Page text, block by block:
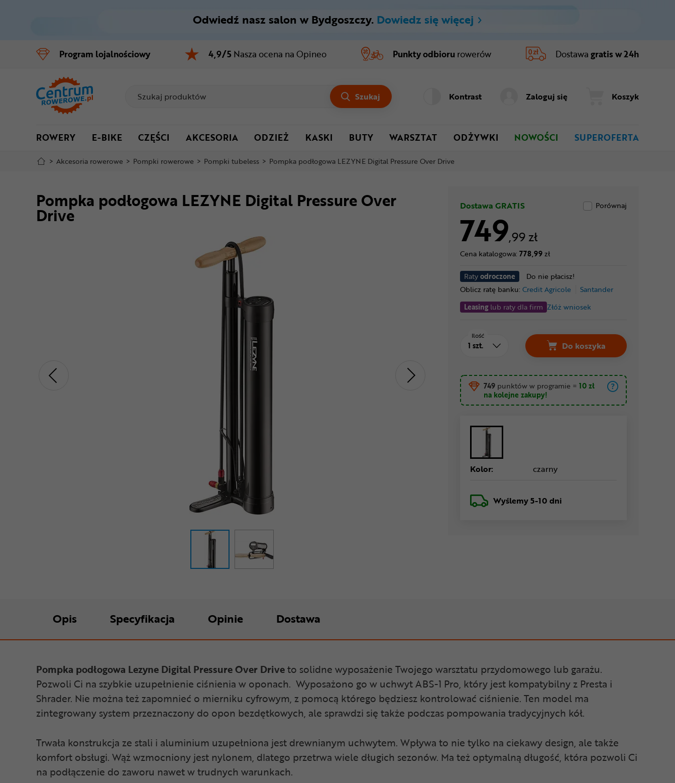
Menu główne
Informacje o produkcie
Do koszyka
Szczegółowe informacje
Mapa strony
Odwiedź nasz salon w Bydgoszczy. Dowiedz się więcej
Program lojalnościowy 4,9/5 Nasza ocena na Opineo Punkty odbioru rowerów Dostawa gratis w 24h
Szukaj Kontrast Zaloguj się Koszyk
ROWERY E-BIKE CZĘŚCI AKCESORIA ODZIEŻ KASKI BUTY WARSZTAT ODŻYWKI NOWOŚCI SUPEROFERTA
> Akcesoria rowerowe > Pompki rowerowe > Pompki tubeless > Pompka podłogowa LEZYNE Digital Pressure Over Drive
Pompka podłogowa LEZYNE Digital Pressure Over
Drive Dostawa GRATIS Porównaj
749,99 zł
Cena katalogowa: 778,99zł
Ratyodroczone
Do nie płacisz!
Oblicz ratę banku: Credit Agricole
Santander
Leasinglub raty dla firm Złóż wniosek
Ilość
Do koszyka
749 punktów w programie = 10 zł
na kolejne zakupy!
Kolor: czarny
Wyślemy5-10 dni
Opis Specyfikacja Opinie Dostawa
Pompka podłogowa Lezyne Digital Pressure Over Driveto solidne wyposażenie Twojego warsztatu przydomowego lub garażu.
Pozwoli Ci na szybkie uzupełnienie ciśnienia w oponach. Wyposażono go w uchwyt ABS-1 Pro, który jest kompatybilny z Presta i
Shrader. Nie można też zapomnieć o mierniku cyfrowym, z pomocą którego będziesz kontrolować ciśnienie. Ten model ma
zintegrowany system przeznaczony do opon bezdętkowych, ale sprawdzi się także podczas pompowania tradycyjnych kół.
Trwała konstrukcja ze stali i aluminium uzupełniona jest drewnianym uchwytem. Wpływa to nie tylko na ciekawy design, ale także
komfort obsługi. Wąż wzmocniony jest nylonem, dlatego przetrwa wiele długich sezonów. Ma też optymalną długość, która pozwoli Ci
na podłączenie do zaworu nawet w trudnych warunkach.